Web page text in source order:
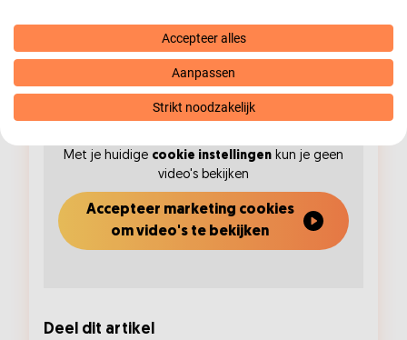
Benieuwd hoe onze Week of Impact eruitzag?
Bekijk hier de aftermovie:
Met je huidige cookie instellingen kun je geen
video's bekijken
Accepteer marketing cookies
om video's te bekijken
Deel dit artikel
Accepteer alles
Aanpassen
Strikt noodzakelijk